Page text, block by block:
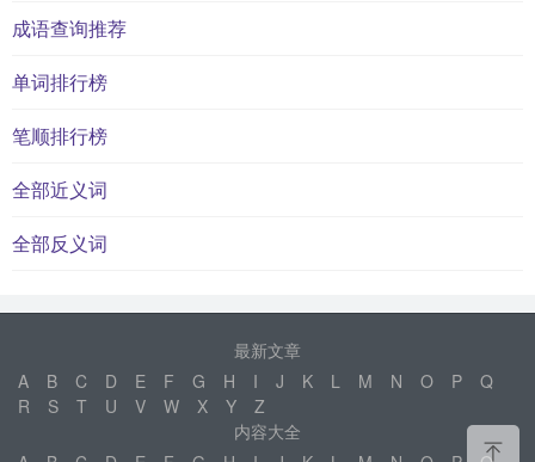
成语查询推荐
单词排行榜
笔顺排行榜
全部近义词
全部反义词
最新文章
A
B C D E F G H I J K L M N O P
Q
R
S T U V W X Y
Z
内容大全